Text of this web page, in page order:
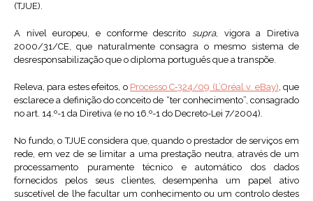
(TJUE).
A nível europeu, e conforme descrito supra, vigora a Diretiva
2000/31/CE, que naturalmente consagra o mesmo sistema de
desresponsabilização que o diploma português que a transpõe.
Releva, para estes efeitos, o Processo C‑324/09 (L’Oréal v. eBay), que
esclarece a definição do conceito de “ter conhecimento”, consagrado
no art. 14.º-1 da Diretiva (e no 16.º-1 do Decreto-Lei 7/2004).
No fundo, o TJUE considera que, quando o prestador de serviços em
rede, em vez de se limitar a uma prestação neutra, através de um
processamento puramente técnico e automático dos dados
fornecidos pelos seus clientes, desempenha um papel ativo
suscetível de lhe facultar um conhecimento ou um controlo destes